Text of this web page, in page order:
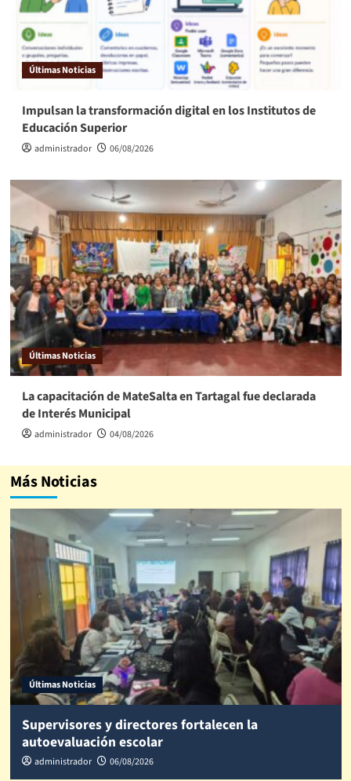
Últimas Noticias
Impulsan la transformación digital en los Institutos de
Educación Superior
administrador 06/08/2026
Últimas Noticias
La capacitación de MateSalta en Tartagal fue declarada
de Interés Municipal
administrador 04/08/2026
Más Noticias
Últimas Noticias
Supervisores y directores fortalecen la
autoevaluación escolar
administrador 06/08/2026